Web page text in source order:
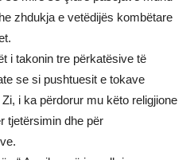
zhdukja e vetëdijës kombëtare
i takonin tre përkatësive të
se si pushtuesit e tokave
i ka përdorur mu këto religjione
tjetërsimin dhe për